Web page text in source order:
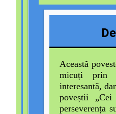
Această
micuți prin
interesantă,
poveștii
perseverența